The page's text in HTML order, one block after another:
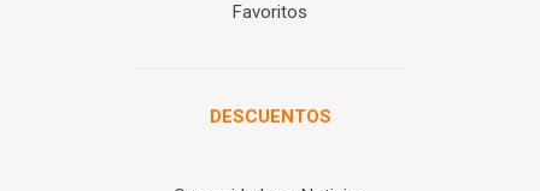
Favoritos
DESCUENTOS